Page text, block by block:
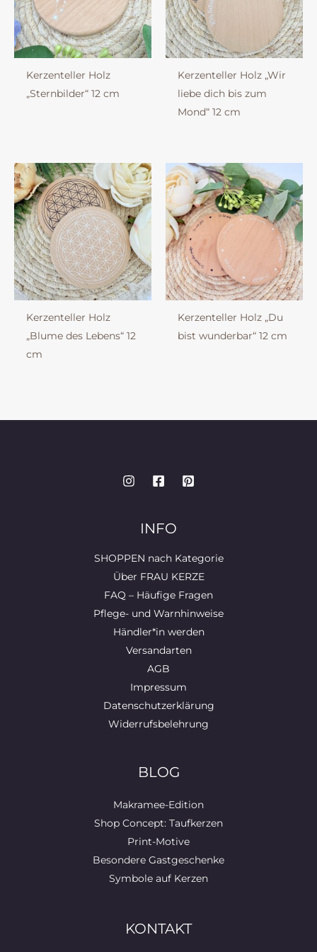
Kerzenteller Holz
„Sternbilder“ 12 cm
Kerzenteller Holz „Wir
liebe dich bis zum
Mond“ 12 cm
Kerzenteller Holz
„Blume des Lebens“ 12
cm
Kerzenteller Holz „Du
bist wunderbar“ 12 cm
INFO
SHOPPEN nach Kategorie
Über FRAU KERZE
FAQ – Häufige Fragen
Pflege- und Warnhinweise
Händler*in werden
Versandarten
AGB
Impressum
Datenschutzerklärung
Widerrufsbelehrung
BLOG
Makramee-Edition
Shop Concept: Taufkerzen
Print-Motive
Besondere Gastgeschenke
Symbole auf Kerzen
KONTAKT